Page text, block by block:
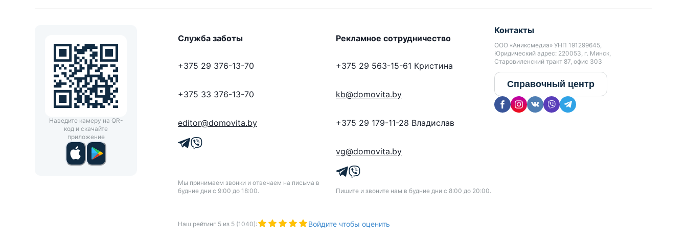
Наведите камеру на QR-
код и скачайте
приложение
Служба заботы
+375 29 376-13-70
+375 33 376-13-70
editor@domovita.by
Мы принимаем звонки и отвечаем на письма в
будние дни с 9:00 до 18:00.
Рекламное сотрудничество
+375 29 563-15-61 Кристина
kb@domovita.by
+375 29 179-11-28 Владислав
vg@domovita.by
Пишите и звоните нам в будние дни с 8:00 до 20:00.
Контакты
ООО «Аниксмедиа» УНП 191299645,
Юридический адрес: 220053, г. Минск,
Старовиленский тракт 87, офис 303
Справочный центр
Наш рейтинг 5 из 5 (1040): Войдите чтобы оценить